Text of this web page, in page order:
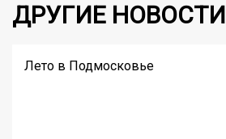
ДРУГИЕ НОВОСТИ
Лето в Подмосковье